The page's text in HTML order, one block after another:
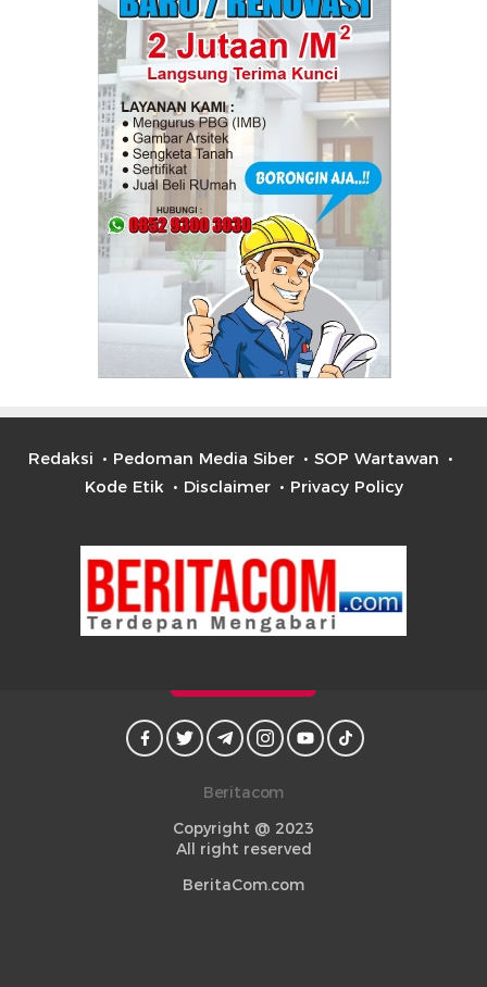
Redaksi Pedoman Media Siber
SOP Wartawan
Kode Etik
Disclaimer Privacy Policy
Beritacom
Copyright @ 2023
All right reserved
BeritaCom.com